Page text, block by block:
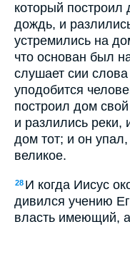
который построил
дождь, и
устремились на
что основан был
слушает сии
уподобится
построил дом
и разлились реки,
дом тот; и он
великое.
28 И когда Иисус
дивился учению
власть имеющий,